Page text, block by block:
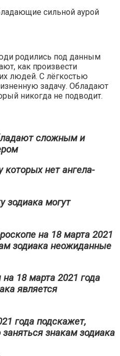
родились под данным
как произвести
людей. С лёгкостью
задачу. Обладают
никогда не подводит.
сложным и
которых нет ангела-
зодиака могут
на 18 марта 2021
зодиака неожиданные
18 марта 2021 года
является
года подскажет,
знакам зодиака